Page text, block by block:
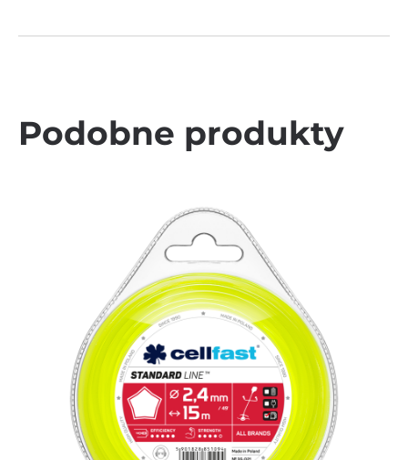
Podobne produkty